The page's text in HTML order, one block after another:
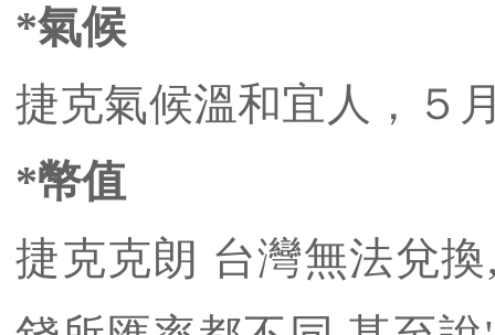
*氣候
捷克氣候溫和宜人，５
*幣值
捷克克朗 台灣無法兌